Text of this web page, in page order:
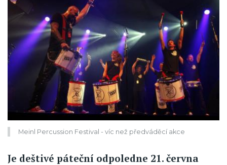
Meinl Percussion Festival - víc než předváděcí akce
Je deštivé páteční odpoledne 21. června